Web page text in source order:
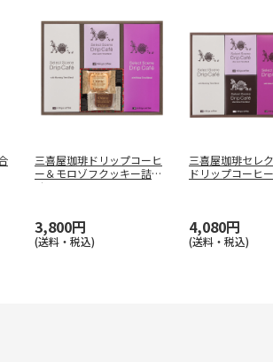
三喜屋珈琲ドリップコーヒ
ー＆モロゾフクッキー詰合
せ SS
3,800円
(送料・税込)
三喜屋珈琲セレ
ドリップコーヒ
4,080円
(送料・税込)